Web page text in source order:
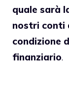
quale sarà
nostri conti
condizione
finanziario.